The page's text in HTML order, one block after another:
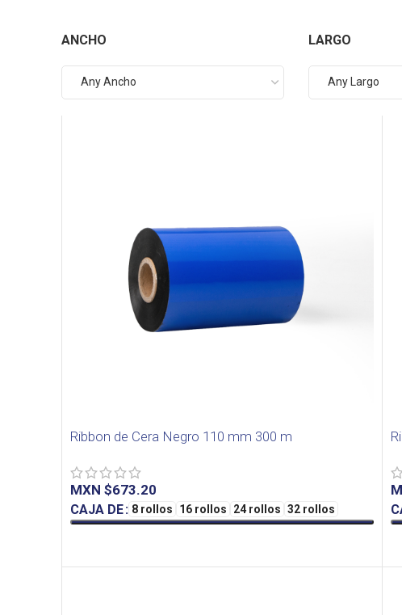
ANCHO
Any Ancho
LARGO
Any Largo
Ribbon de Cera Negro 110 mm 300 m
MXN $
CAJA DE 8 rollos 16 rollos 24 rollos 32 rollos